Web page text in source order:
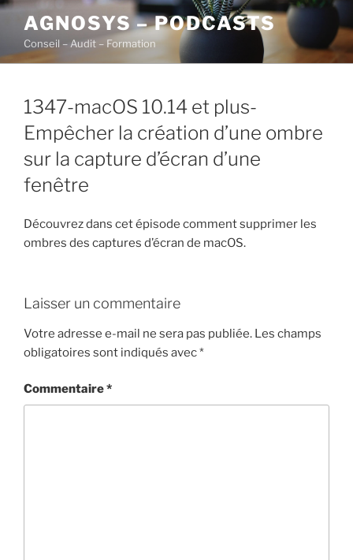
Aller
contenu
principal
AGNOSYS – PODCASTS
Conseil – Audit – Formation
1347-macOS 10.14 et plus-
Empêcher la création d’une ombre
sur la capture d’écran d’une
fenêtre
Découvrez dans cet épisode comment supprimer les
ombres des captures d’écran de macOS.
Laisser un commentaire
Votre adresse e-mail ne sera pas publiée. Les champs
obligatoires sont indiqués avec*
Commentaire*